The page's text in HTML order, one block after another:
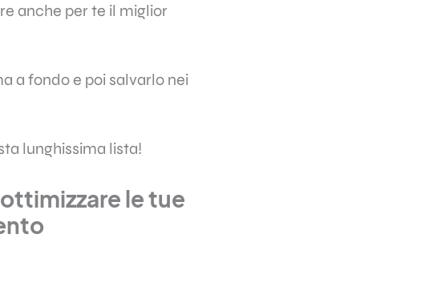
anche per te il miglior
a fondo e poi salvarlo nei
lunghissima lista!
le tue